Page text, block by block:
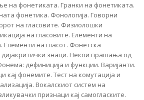
на фонетиката. Гранки на фонетиката.
фонетика. Фонологија. Говорни
на гласовите. Физиолошки
на гласовите. Елементи на
Елементи на гласот. Фонетска
дијакритички знаци. Некои прашања од
дефиниција и функции. Варијанти.
кај фонемите. Тест на комутација и
Вокалскиот систем на
признаци кај самогласките.